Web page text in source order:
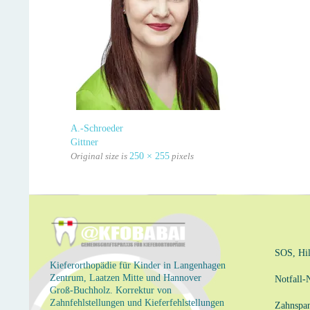
A.-Schroeder
Gittner
Original size is 250 × 255 pixels
Kieferorthopädie für Kinder in Langenhagen
Zentrum, Laatzen Mitte und Hannover
Groß-Buchholz. Korrektur von
Zahnfehlstellungen und Kieferfehlstellungen
SOS,
Notfall-